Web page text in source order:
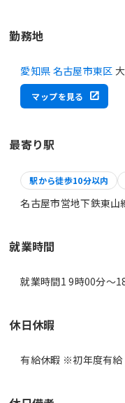
勤務地
愛知県 名古屋市東区
マップを見る
最寄り駅
駅から徒歩10分以内
名古屋市営地下鉄東山
就業時間
就業時間1 9時00分〜
休日休暇
有給休暇 ※初年度有給